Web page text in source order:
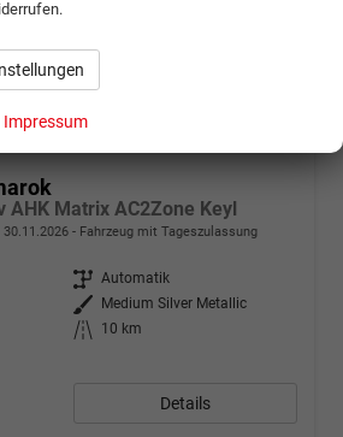
AHK Matrix AC2Zone Keyl
30.11.2026 Fahrzeug mit Tageszulassung
Getriebe Automatik
Außenfarbe
Medium Silver Metallic
Kilometerstand
10 km
Details
Impressum